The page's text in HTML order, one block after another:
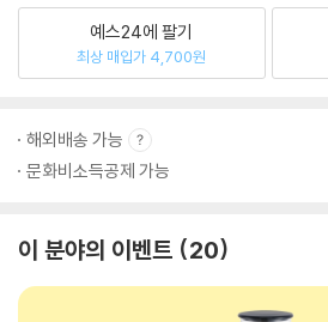
예스24에 팔기
최상 매입가 4,700원
해외배송 가능
문화비소득공제 가능
이 분야의 이벤트 20